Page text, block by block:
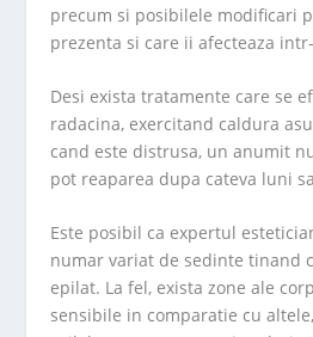
precum si posibilele modificari
prezenta si care ii afecteaza
Desi exista tratamente care se
radacina, exercitand caldura
cand este distrusa, un anumit
pot reaparea dupa cateva luni
Este posibil ca expertul
numar variat de sedinte tinand
epilat. La fel, exista zone ale
sensibile in comparatie cu